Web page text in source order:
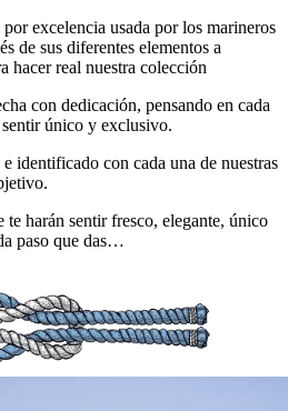
excelencia usada por los marineros
de sus diferentes elementos a
hacer real nuestra colección
con dedicación, pensando en cada
único y exclusivo.
identificado con cada una de nuestras
te harán sentir fresco, elegante, único
paso que das…